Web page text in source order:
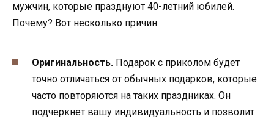
мужчин, которые празднуют 40-летний юбилей.
Почему? Вот несколько причин:
Оригинальность. Подарок с приколом будет
точно отличаться от обычных подарков, которые
часто повторяются на таких праздниках. Он
подчеркнет вашу индивидуальность и позволит